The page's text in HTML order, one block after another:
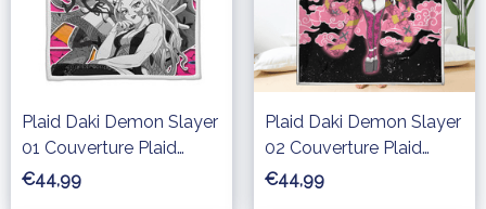
Plaid Daki Demon Slayer
01 Couverture Plaid
Polaire Plaid Canapé
€44,99
Plaid Daki Demon Slayer
02 Couverture Plaid
Polaire Plaid Canapé
€44,99